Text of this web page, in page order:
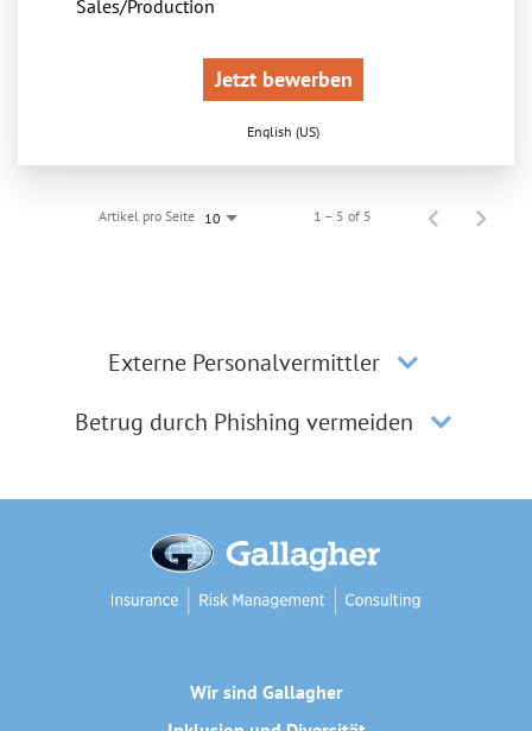
Sales/Production
Jetzt bewerben
English (US)
Artikel pro Seite 10 1 – 5 of 5
Externe Personalvermittler
Betrug durch Phishing vermeiden
Wir sind Gallagher